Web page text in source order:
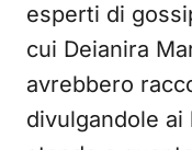
esperti di
cui Deianira
avrebbero
divulgandole ai